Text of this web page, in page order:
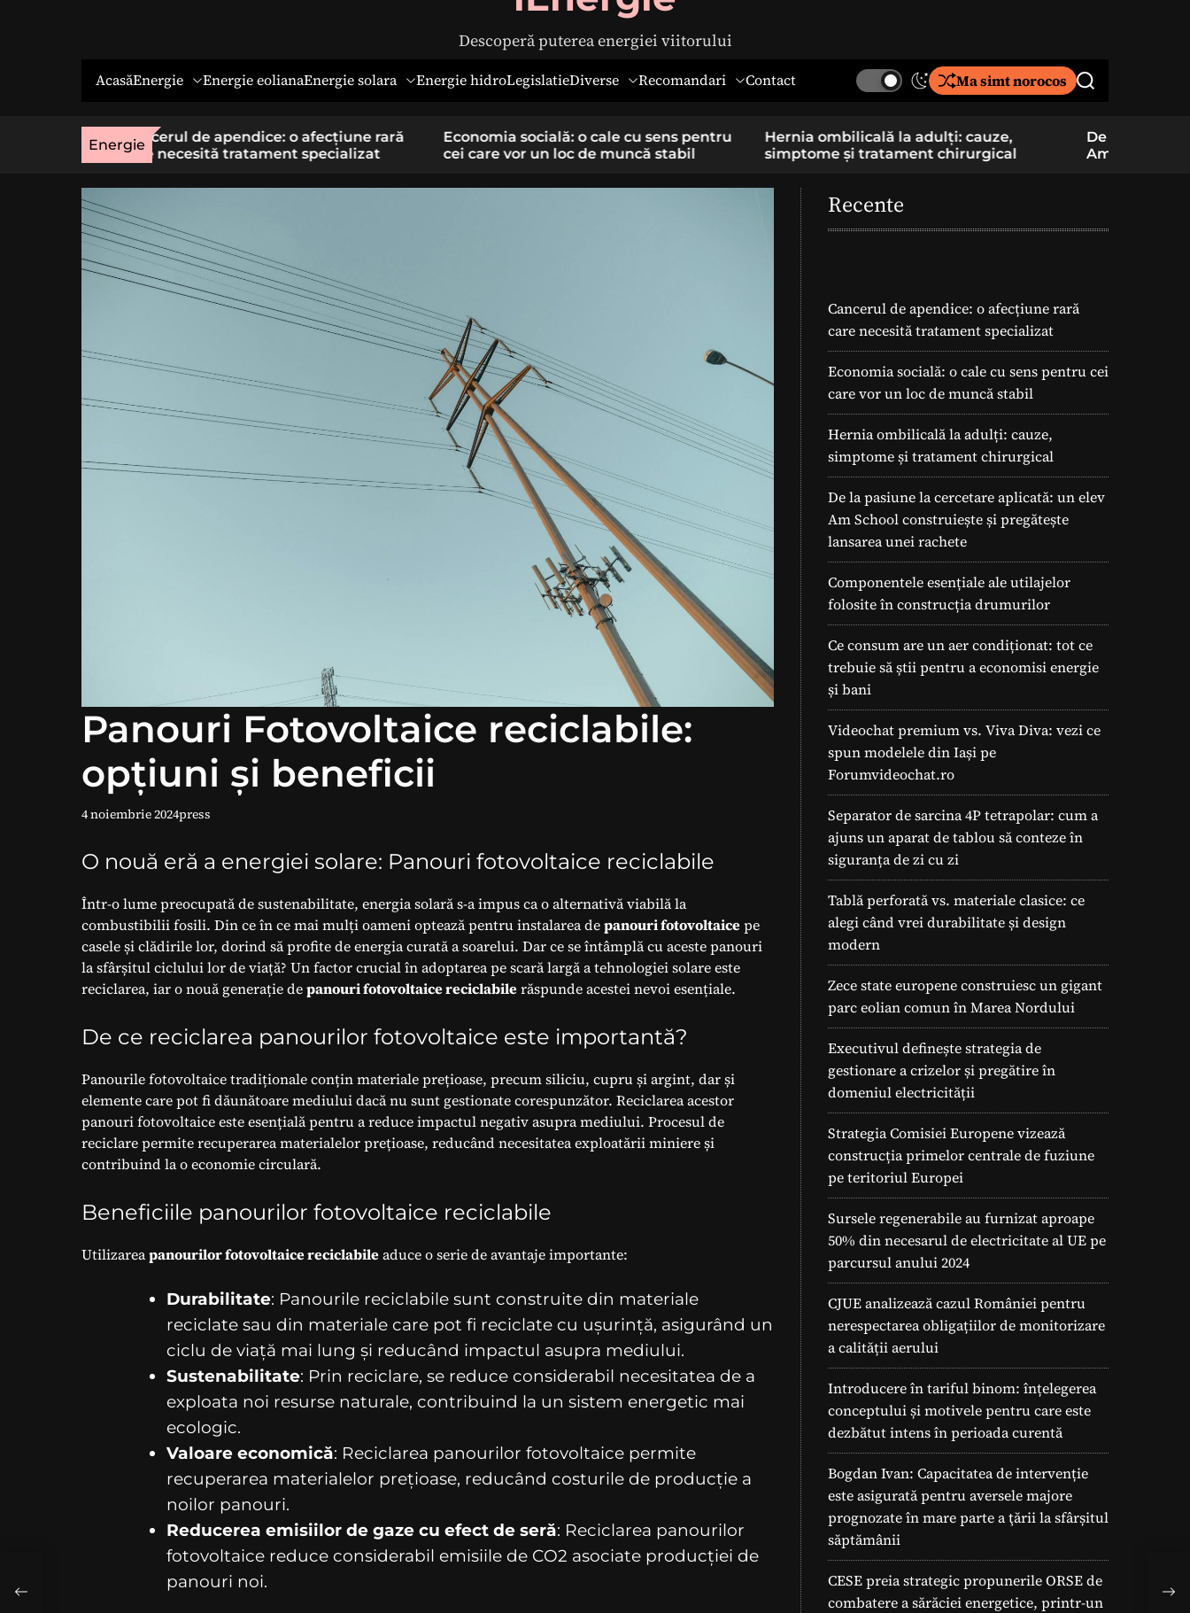
Descoperă puterea energiei viitorului
AcasăEnergie Energie eolianaEnergie solara Energie hidroLegislatieDiverse Recomandari Contact
S
t
c
o
l
o
d
e
Ma simt norocos
S
r
c
Energie
afecțiune rară
Economia socială: o cale cu sens pentru
cei care vor un loc de muncă stabil
Hernia ombilicală la adulți: cauze,
simptome și tratament chirurgical
De la pasiune la cercetare aplicată: un elev
Am School construiește și pregătește
Panouri Fotovoltaice reciclabile:
opțiuni și beneficii
4 noiembrie 2024press
O nouă eră a energiei solare: Panouri fotovoltaice reciclabile
Într-o lume preocupată de sustenabilitate, energia solară s-a impus ca o alternativă viabilă la
combustibilii fosili. Din ce în ce mai mulți oameni optează pentru instalarea depanouri fotovoltaicepe
casele și clădirile lor, dorind să profite de energia curată a soarelui. Dar ce se întâmplă cu aceste panouri
la sfârșitul ciclului lor de viață? Un factor crucial în adoptarea pe scară largă a tehnologiei solare este
reciclarea, iar o nouă generație depanouri fotovoltaice reciclabilerăspunde acestei nevoi esențiale.
De ce reciclarea panourilor fotovoltaice este importantă?
Panourile fotovoltaice tradiționale conțin materiale prețioase, precum siliciu, cupru și argint, dar și
elemente care pot fi dăunătoare mediului dacă nu sunt gestionate corespunzător. Reciclarea acestor
panouri fotovoltaice este esențială pentru a reduce impactul negativ asupra mediului. Procesul de
reciclare permite recuperarea materialelor prețioase, reducând necesitatea exploatării miniere și
contribuind la o economie circulară.
Beneficiile panourilor fotovoltaice reciclabile
Utilizareapanourilor fotovoltaice reciclabileaduce o serie de avantaje importante:
Durabilitate: Panourile reciclabile sunt construite din materiale
reciclate sau din materiale care pot fi reciclate cu ușurință, asigurând un
ciclu de viață mai lung și reducând impactul asupra mediului.
Sustenabilitate: Prin reciclare, se reduce considerabil necesitatea de a
exploata noi resurse naturale, contribuind la un sistem energetic mai
ecologic.
Valoare economică: Reciclarea panourilor fotovoltaice permite
recuperarea materialelor prețioase, reducând costurile de producție a
noilor panouri.
Reducerea emisiilor de gaze cu efect de seră: Reciclarea panourilor
fotovoltaice reduce considerabil emisiile de CO2 asociate producției de
panouri noi.
Recente
Cancerul de apendice: o afecțiune rară
care necesită tratament specializat
Economia socială: o cale cu sens pentru cei
care vor un loc de muncă stabil
Hernia ombilicală la adulți: cauze,
simptome și tratament chirurgical
De la pasiune la cercetare aplicată: un elev
Am School construiește și pregătește
lansarea unei rachete
Componentele esențiale ale utilajelor
folosite în construcția drumurilor
Ce consum are un aer condiționat: tot ce
trebuie să știi pentru a economisi energie
și bani
Videochat premium vs. Viva Diva: vezi ce
spun modelele din Iași pe
Forumvideochat.ro
Separator de sarcina 4P tetrapolar: cum a
ajuns un aparat de tablou să conteze în
siguranța de zi cu zi
Tablă perforată vs. materiale clasice: ce
alegi când vrei durabilitate și design
modern
Zece state europene construiesc un gigant
parc eolian comun în Marea Nordului
Executivul definește strategia de
gestionare a crizelor și pregătire în
domeniul electricității
Strategia Comisiei Europene vizează
construcția primelor centrale de fuziune
pe teritoriul Europei
Sursele regenerabile au furnizat aproape
50% din necesarul de electricitate al UE pe
parcursul anului 2024
CJUE analizează cazul României pentru
nerespectarea obligațiilor de monitorizare
a calității aerului
Introducere în tariful binom: înțelegerea
conceptului și motivele pentru care este
dezbătut intens în perioada curentă
Bogdan Ivan: Capacitatea de intervenție
este asigurată pentru aversele majore
prognozate în mare parte a ţării la sfârșitul
săptămânii
CESE preia strategic propunerile ORSE de
combatere a sărăciei energetice, printr-un